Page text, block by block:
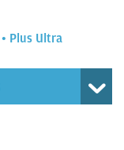
Plus Ultra